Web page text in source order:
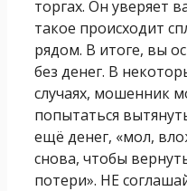
торгах. Он уверяет
такое происходит
рядом. В итоге, вы
без денег. В
случаях, мошенник
попытаться
ещё денег, «мол,
снова, чтобы
потери». НЕ